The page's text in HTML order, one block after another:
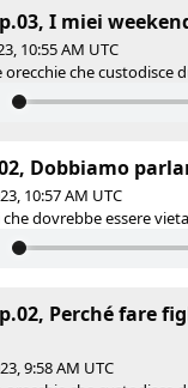
I miei
10:55 AM UTC
che custodisce
Dobbiamo
10:57 AM UTC
dovrebbe essere
Perché fare
9:58 AM UTC